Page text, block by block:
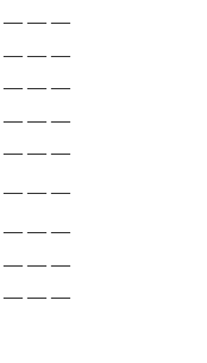
— — —
— — —
— — —
— — —
— — —
— — —
— — —
— — —
— — —